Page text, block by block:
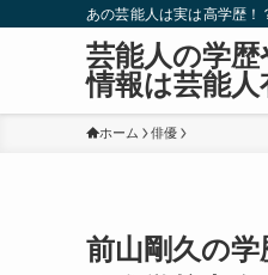
あの芸能人は実は高学歴！
芸能人の学
情報は芸能
ホーム 俳優
前山剛久の